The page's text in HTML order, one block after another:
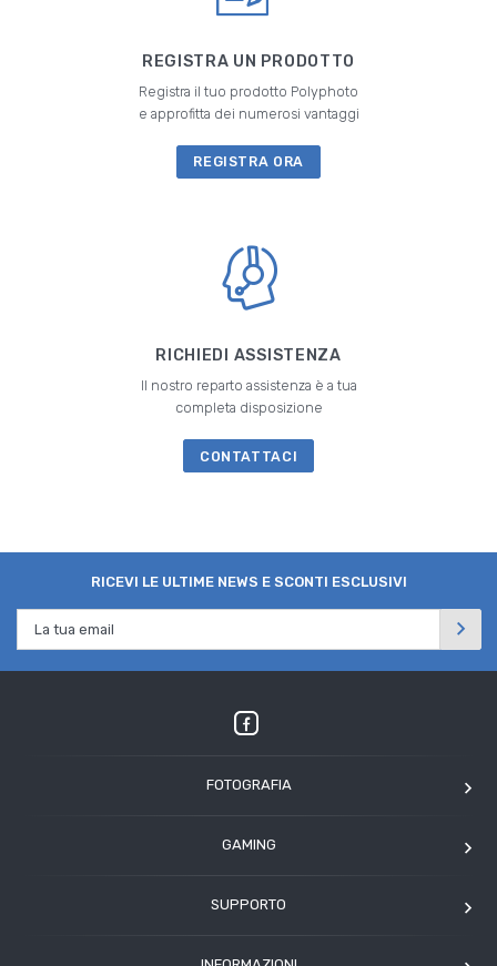
REGISTRA UN PRODOTTO
Registra il tuo prodotto Polyphoto
e approfitta dei numerosi vantaggi
REGISTRA ORA
RICHIEDI ASSISTENZA
Il nostro reparto assistenza è a tua
completa disposizione
CONTATTACI
RICEVI LE ULTIME NEWS E SCONTI ESCLUSIVI
FOTOGRAFIA
Angelbird
GAMING
Arcade1Up
SUPPORTO